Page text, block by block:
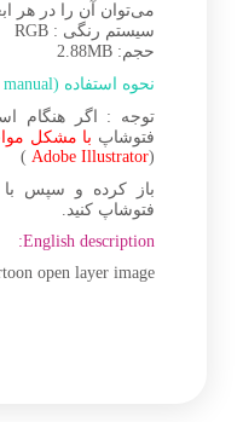
می‌توان آن را در هر
سیستم رنگی : RGB
حجم: 2.88MB
نحوه استفاده (user manual):
توجه : اگر هنگام
فتوشاپ با مشکل
(
Adobe Illustrator
)
باز کرده و سپس
فتوشاپ کنید.
English description:
open layer image